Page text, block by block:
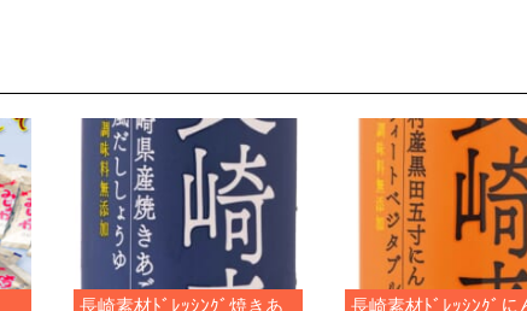
長崎素材ﾄﾞﾚｯｼﾝｸﾞ焼きあ
長崎素材ﾄﾞﾚｯｼﾝｸﾞに